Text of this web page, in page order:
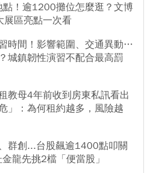
！逾1200攤位怎麼逛？文博
展區亮點一次看
時間！影響範圍、交通異動…
城鎮韌性演習不配合最高罰
教母4年前收到房東私訊看出
」：為何租約越多，風險越
群創...台股飆逾1400點叩關
龍先挑2檔「便當股」